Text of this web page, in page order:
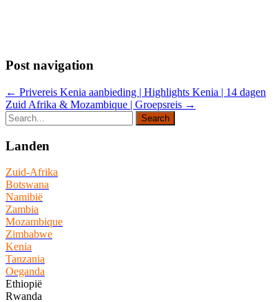
Post navigation
← Privereis Kenia aanbieding | Highlights Kenia | 14 dagen
Zuid Afrika & Mozambique | Groepsreis →
Landen
Zuid-Afrika
Botswana
Namibië
Zambia
Mozambique
Zimbabwe
Kenia
Tanzania
Oeganda
Ethiopië
Rwanda